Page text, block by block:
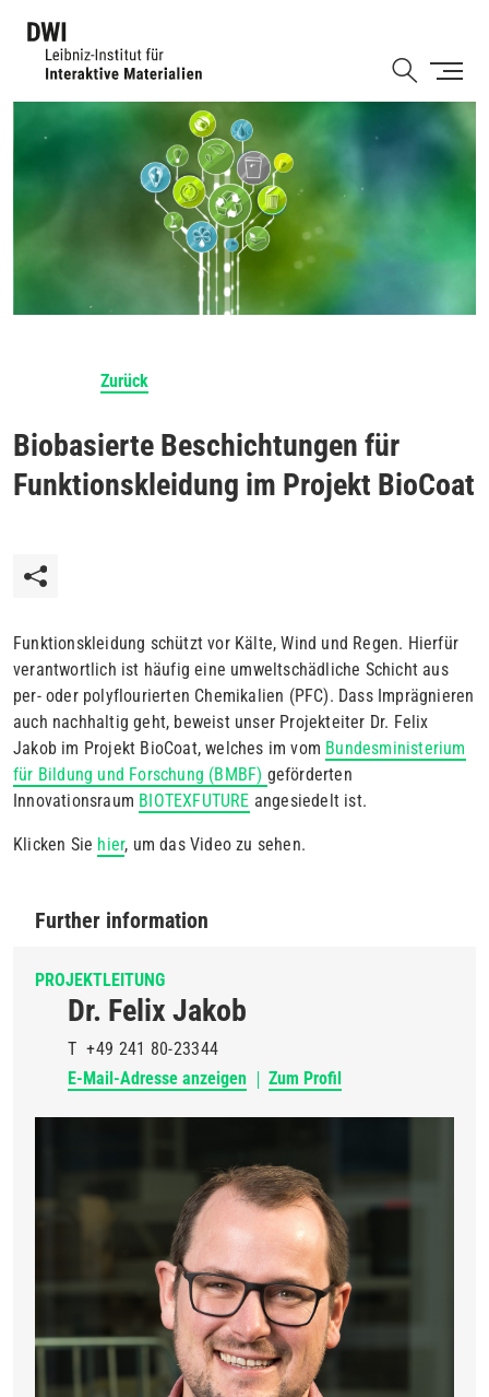
Zurück
Biobasierte Beschichtungen für
Funktionskleidung im Projekt BioCoat
Funktionskleidung schützt vor Kälte, Wind und Regen. Hierfür
verantwortlich ist häufig eine umweltschädliche Schicht aus
per- oder polyflourierten Chemikalien (PFC). Dass Imprägnieren
auch nachhaltig geht, beweist unser Projekteiter Dr. Felix
Jakob im Projekt BioCoat, welches im vom Bundesministerium
für Bildung und Forschung (BMBF) geförderten
Innovationsraum BIOTEXFUTURE angesiedelt ist.
Klicken Sie hier, um das Video zu sehen.
Further information
PROJEKTLEITUNG
Dr. Felix Jakob
T +49 241 80-23344
E-Mail-Adresse anzeigen
Zum Profil